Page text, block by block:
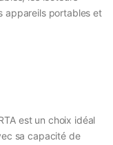
appareils portables et
est un choix idéal
sa capacité de